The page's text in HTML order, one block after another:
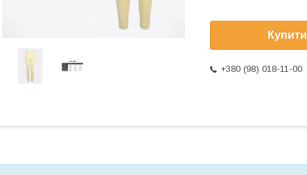
Купити
+380 (98) 018-11-00